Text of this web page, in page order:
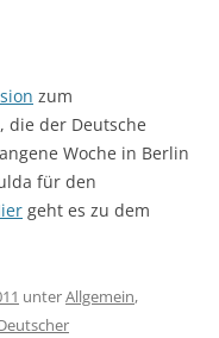
zum
die der Deutsche
Woche in Berlin
für den
geht es zu dem
unterAllgemein,